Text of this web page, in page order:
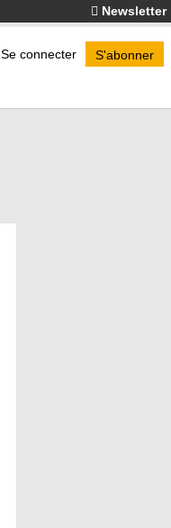
Newsletter
Se connecter S'abonner